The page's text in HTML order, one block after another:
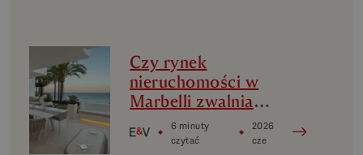
Czy rynek
nieruchomości w
Marbelli zwalnia
tempo? Analiza
luksusowych
6 minuty
czytać
2026
cze